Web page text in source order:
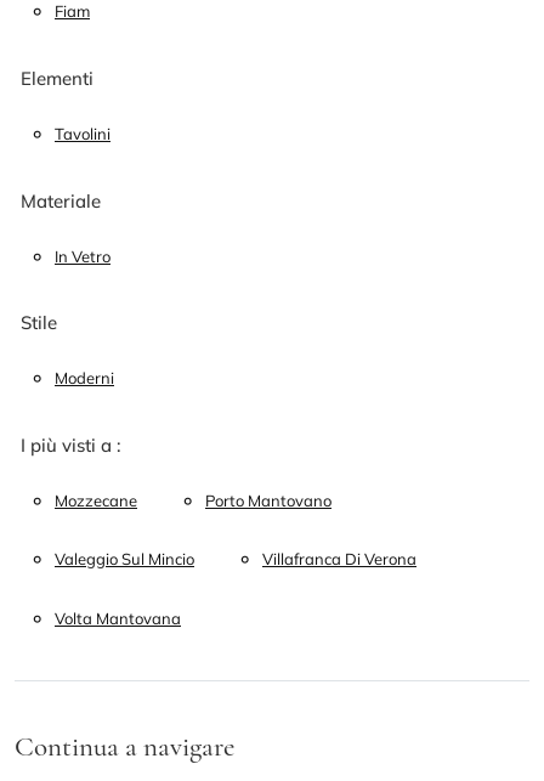
Fiam
Elementi
Tavolini
Materiale
In Vetro
Stile
Moderni
I più visti a :
Mozzecane Porto Mantovano
Valeggio Sul Mincio Villafranca Di Verona
Volta Mantovana
Continua a navigare